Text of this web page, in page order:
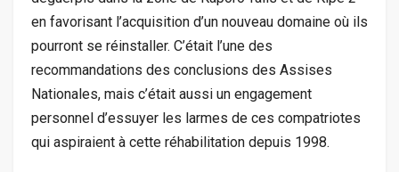
en favorisant l’acquisition d’un nouveau domaine où ils
pourront se réinstaller. C’était l’une des
recommandations des conclusions des Assises
Nationales, mais c’était aussi un engagement
personnel d’essuyer les larmes de ces compatriotes
qui aspiraient à cette réhabilitation depuis 1998.